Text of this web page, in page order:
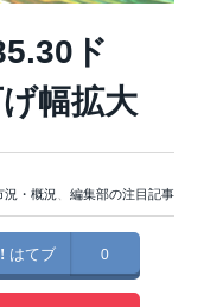
ド
幅拡大
・概況、 編集部の注目記事
はてブ 0